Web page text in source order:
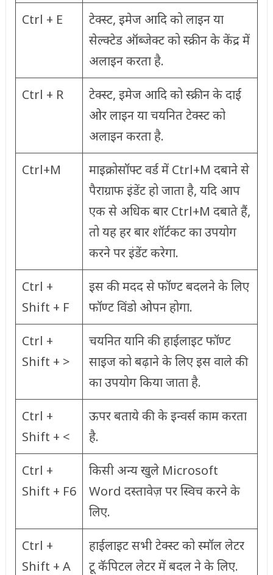
Ctrl + E
टेक्स्ट, इमेज आदि को लाइन या
सेल्क्टेड ऑब्जेक्ट को स्क्रीन के केंद्र में
अलाइन करता है.
Ctrl + R
टेक्स्ट, इमेज आदि को स्क्रीन के दाईं
ओर लाइन या चयनित टेक्स्ट को
अलाइन करता है.
Ctrl+M
माइक्रोसॉफ्ट वर्ड में Ctrl+M दबाने से
पैराग्राफ इंडेंट हो जाता है, यदि आप
एक से अधिक बार Ctrl+M दबाते हैं,
तो यह हर बार शॉर्टकट का उपयोग
करने पर इंडेंट करेगा.
Ctrl +
Shift + F
इस की मदद से फॉण्ट बदलने के लिए
फॉण्ट विंडो ओपन होगा.
Ctrl +
Shift + >
चयनित यानि की हाईलाइट फॉण्ट
साइज को बढ़ाने के लिए इस वाले की
का उपयोग किया जाता है.
Ctrl +
Shift + <
ऊपर बताये की के इन्वर्स काम करता
है.
Ctrl +
Shift + F6
किसी अन्य खुले Microsoft
Word दस्तावेज़ पर स्विच करने के
लिए.
Ctrl +
Shift + A
हाईलाइट सभी टेक्स्ट को स्मॉल लेटर
टू कॅपिटल लेटर में बदल ने के लिए.